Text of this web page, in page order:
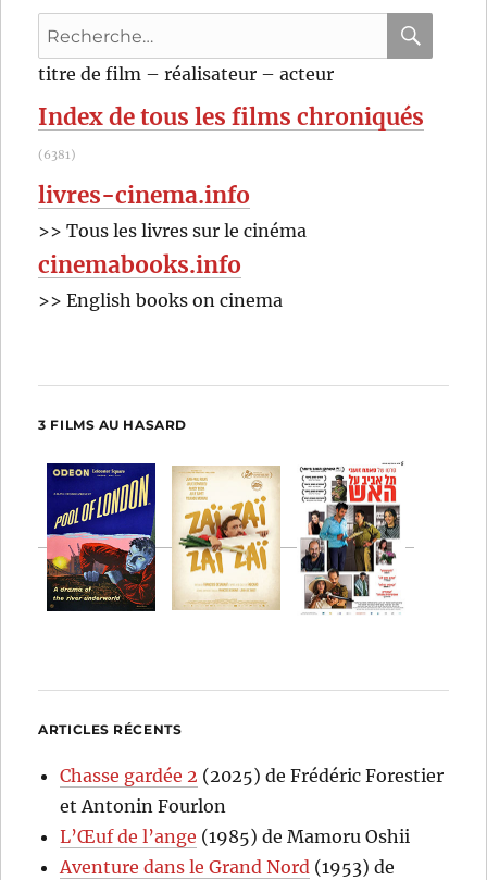
Recherche
pour
:
titre de film – réalisateur – acteur
Index de tous les films chroniqués
(6381)
livres-cinema.info
>> Tous les livres sur le cinéma
cinemabooks.info
>> English books on cinema
3 FILMS AU HASARD
ARTICLES RÉCENTS
Chasse gardée 2 (2025) de Frédéric Forestier
et Antonin Fourlon
L’Œuf de l’ange (1985) de Mamoru Oshii
Aventure dans le Grand Nord (1953) de